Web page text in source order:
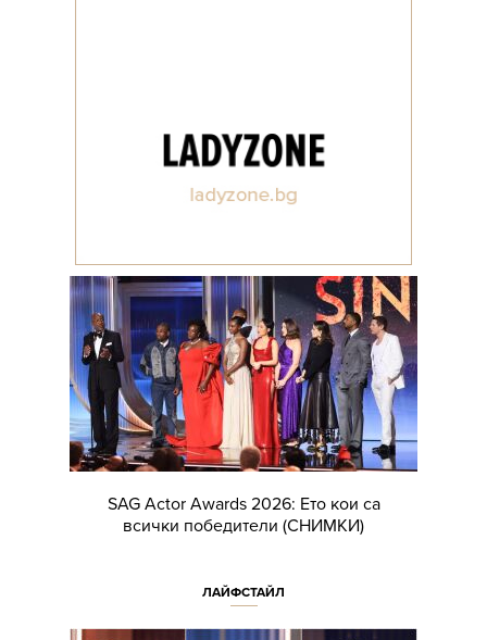
SAG Actor Awards 2026: Ето кои са
всички победители (СНИМКИ)
ЛАЙФСТАЙЛ